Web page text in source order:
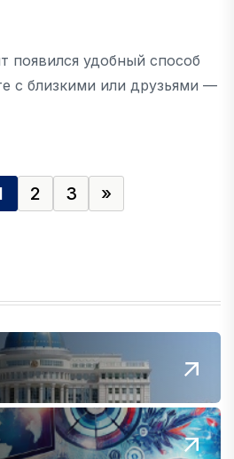
появился удобный способ
с близкими или друзьями —
2 3 »